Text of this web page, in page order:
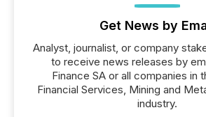
Get News by
Analyst, journalist, or company
to receive news releases by
Finance SA or all companies in
Financial Services, Mining and
industry.